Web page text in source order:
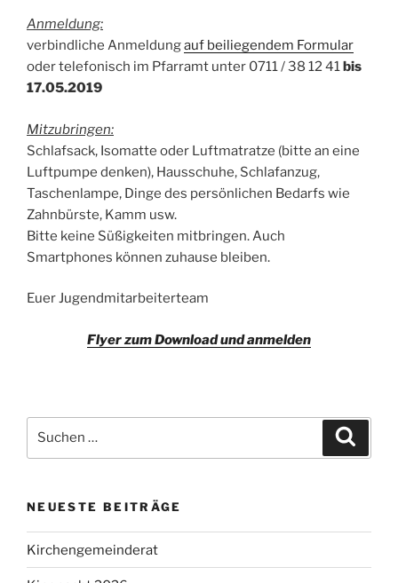
Anmeldung:
verbindliche Anmeldungauf beiliegendem Formular
oder telefonisch im Pfarramt unter 0711 / 38 12 41bis
17.05.2019
Mitzubringen:
Schlafsack, Isomatte oder Luftmatratze (bitte an eine
Luftpumpe denken), Hausschuhe, Schlafanzug,
Taschenlampe, Dinge des persönlichen Bedarfs wie
Zahnbürste, Kamm usw.
Bitte keine Süßigkeiten mitbringen. Auch
Smartphones können zuhause bleiben.
Euer Jugendmitarbeiterteam
Flyer zum Download und anmelden
nach:
NEUESTE BEITRÄGE
Kirchengemeinderat